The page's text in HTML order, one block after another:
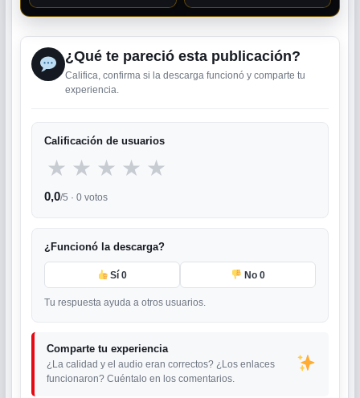
¿Qué te pareció esta publicación?
Califica, confirma si la descarga funcionó y comparte tu
experiencia.
Calificación de usuarios
★ ★ ★ ★ ★
0,0/5 · 0 votos
¿Funcionó la descarga?
Sí0 No 0
Tu respuesta ayuda a otros usuarios.
Comparte tu experiencia
¿La calidad y el audio eran correctos? ¿Los enlaces
funcionaron? Cuéntalo en los comentarios.